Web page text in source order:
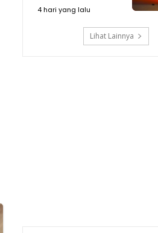
4 hari yang lalu
Lihat Lainnya